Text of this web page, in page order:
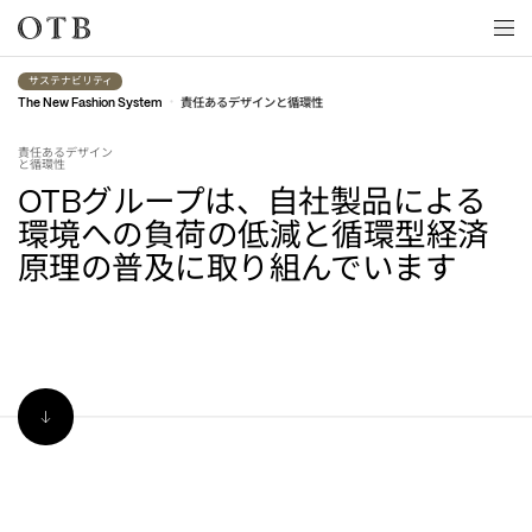
Skip to main content
サステナビリティ
The New Fashion System
• 責任あるデザインと循環性
責任あるデザイン
と循環性
OTBグループは、自社製品による
環境への負荷の低減と循環型経済
原理の普及に取り組んでいます